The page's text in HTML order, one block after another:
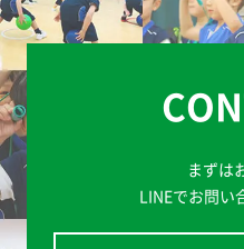
まずは
LINEでお問い